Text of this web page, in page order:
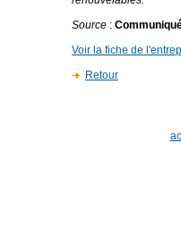
Source :
Voir la fiche de
Retour